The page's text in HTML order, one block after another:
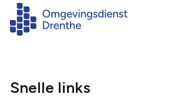
Snelle links